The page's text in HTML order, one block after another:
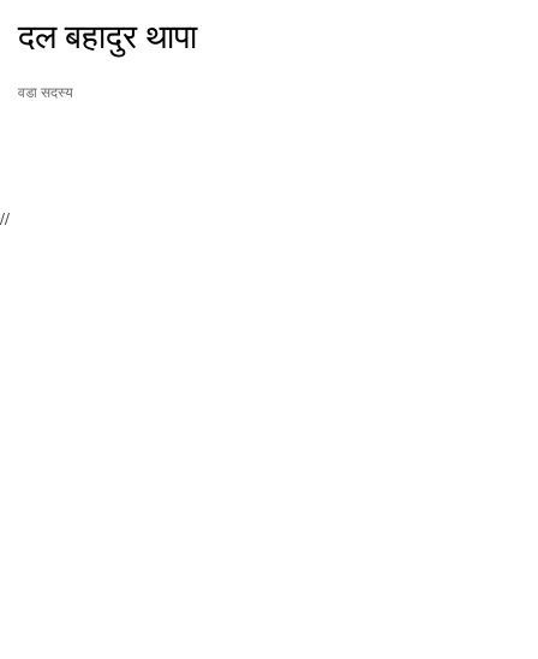
दल बहादुर थापा
वडा सदस्य
//